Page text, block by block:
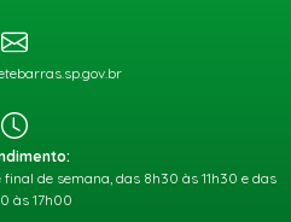
de semana, das 8h30 às 11h30 e das
às 17h00